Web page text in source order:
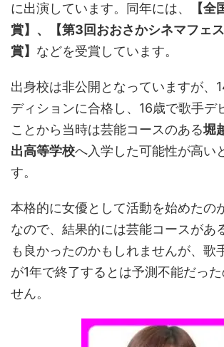
に出演しています。同年には、
【
賞】、【第3回おおさかシネマフェ
賞】 などを受賞しています。
出身校は非公開となっていますが、
ディションに合格し、16歳で歌手デ
ことから当時は芸能コースのある堀
出高等学校へ入学した可能性が高い
す。
本格的に女優として活動を始めたの
なので、結果的には芸能コースがあ
も良かったのかもしれませんが、歌
が1年で終了するとは予測不能だっ
せん。